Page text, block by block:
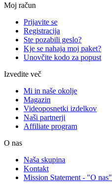
Moj račun
Prijavite se
Registracija
Ste pozabili geslo?
Kje se nahaja moj paket?
Unovčite kodo za popust
Izvedite več
Mi in naše okolje
Magazin
Videoposnetki izdelkov
Naši partnerji
Affiliate program
O nas
Naša skupina
Kontakt
Mission Statement - "O nas"